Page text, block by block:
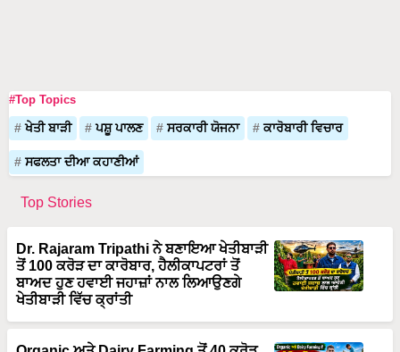
#Top Topics
ਖੇਤੀ ਬਾੜੀ ਪਸ਼ੂ ਪਾਲਣ ਸਰਕਾਰੀ ਯੋਜਨਾ ਕਾਰੋਬਾਰੀ ਵਿਚਾਰ
ਸਫਲਤਾ ਦੀਆ ਕਹਾਣੀਆਂ
Top Stories
Dr. Rajaram Tripathi ਨੇ ਬਣਾਇਆ ਖੇਤੀਬਾੜੀ
ਤੋਂ 100 ਕਰੋੜ ਦਾ ਕਾਰੋਬਾਰ, ਹੈਲੀਕਾਪਟਰਾਂ ਤੋਂ
ਬਾਅਦ ਹੁਣ ਹਵਾਈ ਜਹਾਜ਼ਾਂ ਨਾਲ ਲਿਆਉਣਗੇ
ਖੇਤੀਬਾੜੀ ਵਿੱਚ ਕ੍ਰਾਂਤੀ